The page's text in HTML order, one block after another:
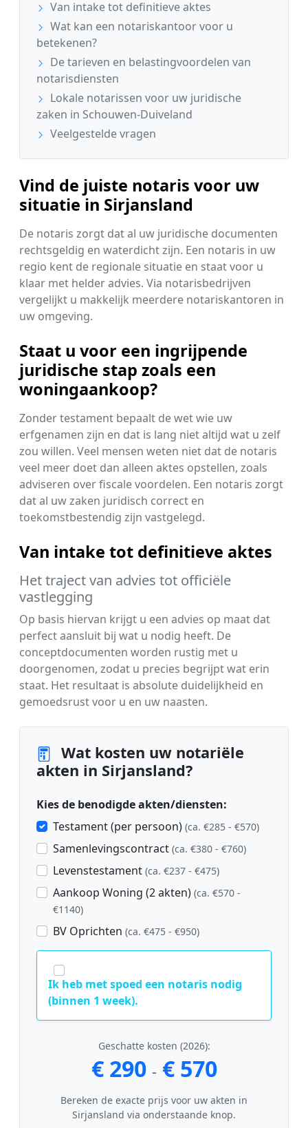
Van intake tot definitieve aktes
Wat kan een notariskantoor voor u
betekenen?
De tarieven en belastingvoordelen van
notarisdiensten
Lokale notarissen voor uw juridische
zaken in Schouwen-Duiveland
Veelgestelde vragen
Vind de juiste notaris voor uw
situatie in Sirjansland
De notaris zorgt dat al uw juridische documenten
rechtsgeldig en waterdicht zijn. Een notaris in uw
regio kent de regionale situatie en staat voor u
klaar met helder advies. Via notarisbedrijven
vergelijkt u makkelijk meerdere notariskantoren in
uw omgeving.
Staat u voor een ingrijpende
juridische stap zoals een
woningaankoop?
Zonder testament bepaalt de wet wie uw
erfgenamen zijn en dat is lang niet altijd wat u zelf
zou willen. Veel mensen weten niet dat de notaris
veel meer doet dan alleen aktes opstellen, zoals
adviseren over fiscale voordelen. Een notaris zorgt
dat al uw zaken juridisch correct en
toekomstbestendig zijn vastgelegd.
Van intake tot definitieve aktes
Het traject van advies tot officiële
vastlegging
Op basis hiervan krijgt u een advies op maat dat
perfect aansluit bij wat u nodig heeft. De
conceptdocumenten worden rustig met u
doorgenomen, zodat u precies begrijpt wat erin
staat. Het resultaat is absolute duidelijkheid en
gemoedsrust voor u en uw naasten.
Wat kosten uw notariële
akten in Sirjansland?
Kies de benodigde akten/diensten:
Testament (per persoon) (ca. €285 - €570)
Samenlevingscontract (ca. €380 - €760)
Levenstestament (ca. €237 - €475)
Aankoop Woning (2 akten) (ca. €570 -
€1140)
BV Oprichten (ca. €475 - €950)
Ik heb met spoed een notaris nodig
(binnen 1 week).
Geschatte kosten (2026):
€ 290 - € 570
Bereken de exacte prijs voor uw akten in
Sirjansland via onderstaande knop.